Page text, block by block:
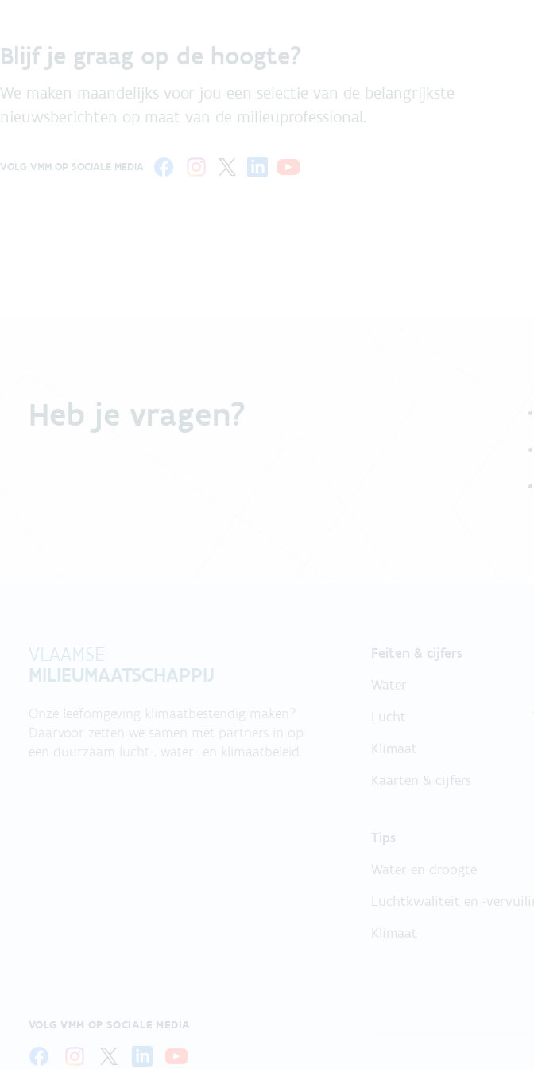
Blijf je graag op de hoogte?
We maken maandelijks voor jou een selectie van de belangrijkste
nieuwsberichten op maat van de milieuprofessional.
VOLG VMM OP SOCIALE MEDIA
Heb je vragen?
VLAAMSE
MILIEUMAATSCHAPPIJ
Onze leefomgeving klimaatbestendig maken?
Daarvoor zetten we samen met partners in op
een duurzaam lucht-, water- en klimaatbeleid.
VOLG VMM OP SOCIALE MEDIA
Feiten & cijfers
Water
Lucht
Klimaat
Kaarten & cijfers
Tips
Water en droogte
Luchtkwaliteit en -
Klimaat